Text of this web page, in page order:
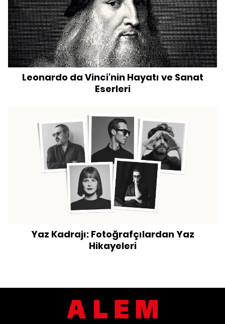
Leonardo da Vinci'nin Hayatı ve Sanat
Eserleri
Yaz Kadrajı: Fotoğrafçılardan Yaz
Hikayeleri